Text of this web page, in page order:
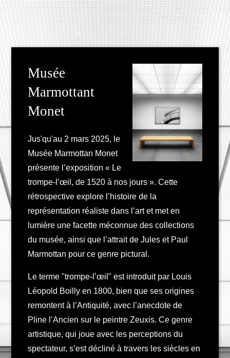
Musée
Marmottant
Monet
Jus'qu'au 2 mars 2025, le
Musée Marmottan Monet
présente l’exposition « Le
trompe-l’œil, de 1520 à nos jours ». Cette
rétrospective explore l’histoire de la
représentation réaliste dans l’art et met en
lumière une facette méconnue des collections
du musée, ainsi que l’attrait de Jules et Paul
Marmottan pour ce genre pictural.
Le terme "trompe-l’œil" est introduit par Louis
Léopold Boilly en 1800, bien que ses origines
remontent à l’Antiquité, avec l’anecdote de
Pline l’Ancien sur le peintre Zeuxis. Ce genre
artistique, qui joue avec les perceptions du
spectateur, s’est décliné à travers les siècles en